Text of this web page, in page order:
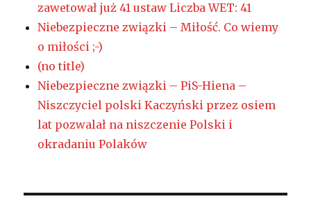
zawetował już 41 ustaw Liczba WET: 41
Niebezpieczne związki – Miłość. Co wiemy
o miłości ;-)
(no title)
Niebezpieczne związki – PiS-Hiena –
Niszczyciel polski Kaczyński przez osiem
lat pozwalał na niszczenie Polski i
okradaniu Polaków